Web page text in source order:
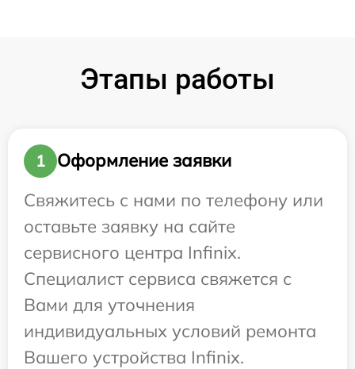
Этапы работы
1
Оформление заявки
Свяжитесь с нами по телефону или
оставьте заявку на сайте
сервисного центра Infinix.
Специалист сервиса свяжется с
Вами для уточнения
индивидуальных условий ремонта
Вашего устройства Infinix.